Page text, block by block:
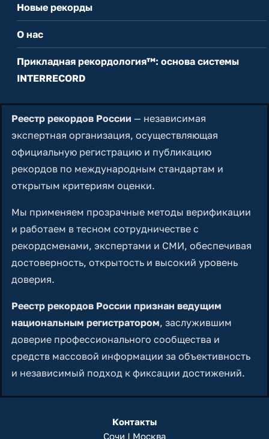
Новые рекорды
О нас
Прикладная рекордология™: основа системы
INTERRECORD
Реестр рекордов России — независимая
экспертная организация, осуществляющая
официальную регистрацию и публикацию
рекордов по международным стандартам и
открытым критериям оценки.
Мы применяем прозрачные методы верификации
и работаем в тесном сотрудничестве с
рекордсменами, экспертами и СМИ, обеспечивая
достоверность, открытость и высокий уровень
доверия.
Реестр рекордов России признан ведущим
национальным регистратором, заслужившим
доверие профессионального сообщества и
средств массовой информации за объективность
и независимый подход к фиксации достижений.
Контакты
Сочи | Москва